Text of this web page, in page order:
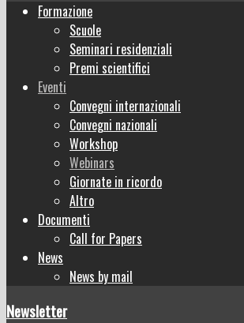
Formazione
Scuole
Seminari residenziali
Premi scientifici
Eventi
Convegni internazionali
Convegni nazionali
Workshop
Webinars
Giornate in ricordo
Altro
Documenti
Call for Papers
News
News by mail
Newsletter